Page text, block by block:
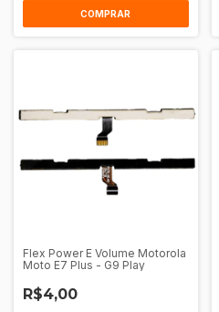
Flex Power E Volume Motorola
Moto E7 Plus - G9 Play
R$4,00